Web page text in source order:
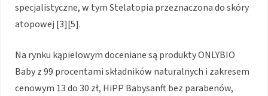
specjalistyczne, w tym Stelatopia przeznaczona do skóry
atopowej [3][5].
Na rynku kąpielowym doceniane są produkty ONLYBIO
Baby z 99 procentami składników naturalnych i zakresem
cenowym 13 do 30 zł, HiPP Babysanft bez parabenów,